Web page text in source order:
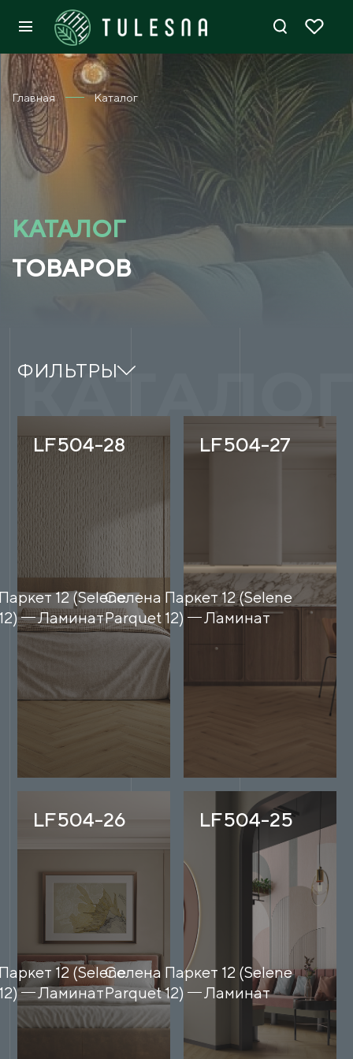
Главная Каталог
КАТАЛОГ
ТОВАРОВ
ФИЛЬТРЫ
LF504-28
12 (Selene
Ламинат
LF504-27
Селена Паркет 12 (Selene
Parquet 12)
Ламинат
LF504-26
12 (Selene
Ламинат
LF504-25
Селена Паркет 12 (Selene
Parquet 12)
Ламинат